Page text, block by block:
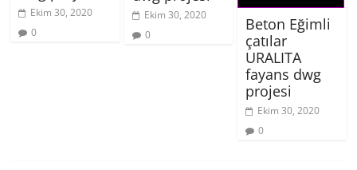
Ekim 30, 2020
0
Ekim 30, 2020
0
Beton Eğimli
çatılar
URALITA
fayans dwg
projesi
Ekim 30, 2020
0